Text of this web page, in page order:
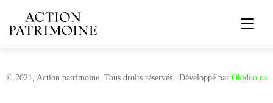
© 2021, Action patrimoine. Tous droits réservés. Développé par Okidoo.ca